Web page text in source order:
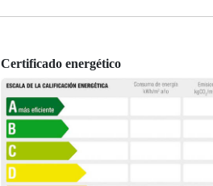
Certificado energético